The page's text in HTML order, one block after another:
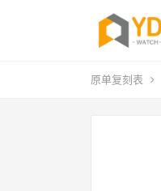
原单复刻表